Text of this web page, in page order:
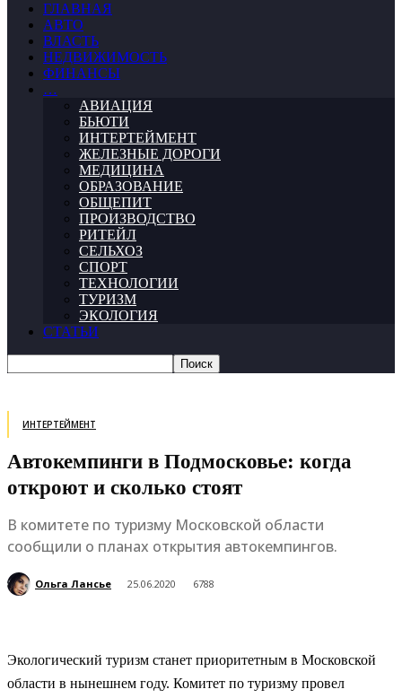
ГЛАВНАЯ
АВТО
ВЛАСТЬ
НЕДВИЖИМОСТЬ
ФИНАНСЫ
…
АВИАЦИЯ
БЬЮТИ
ИНТЕРТЕЙМЕНТ
ЖЕЛЕЗНЫЕ ДОРОГИ
МЕДИЦИНА
ОБРАЗОВАНИЕ
ОБЩЕПИТ
ПРОИЗВОДСТВО
РИТЕЙЛ
СЕЛЬХОЗ
СПОРТ
ТЕХНОЛОГИИ
ТУРИЗМ
ЭКОЛОГИЯ
СТАТЬИ
ИНТЕРТЕЙМЕНТ
Автокемпинги в Подмосковье: когда
откроют и сколько стоят
В комитете по туризму Московской области
сообщили о планах открытия автокемпингов.
Ольга Лансье 25.06.2020 6788
Экологический туризм станет приоритетным в Московской
области в нынешнем году. Комитет по туризму провел